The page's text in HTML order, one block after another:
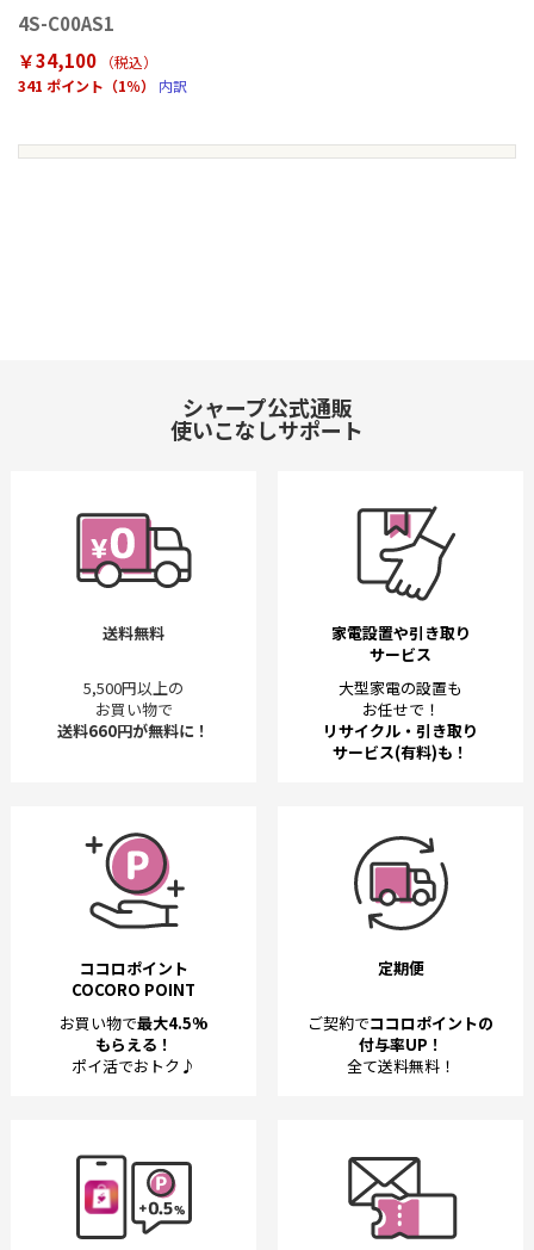
4S-C00AS1
￥34,100
（税込）
341 ポイント（1％）
内訳
シャープ公式通販
使いこなしサポート
送料無料
5,500円以上の
お買い物で
送料660円が無料に！
家電設置や引き取り
サービス
大型家電の設置も
お任せで！
リサイクル・引き取り
サービス(有料)も！
ココロポイント
COCORO POINT
お買い物で最大4.5%
もらえる！
ポイ活でおトク♪
定期便
ご契約でココロポイントの
付与率UP！
全て送料無料！